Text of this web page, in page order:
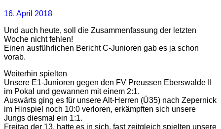
16. April 2018
Und auch heute, soll die Zusammenfassung der letzten
Woche nicht fehlen!
Einen ausführlichen Bericht C-Junioren gab es ja schon
vorab.
Weiterhin spielten
Unsere E1-Junioren gegen den FV Preussen Eberswalde II
im Pokal und gewannen mit einem 2:1.
Auswärts ging es für unsere Alt-Herren (Ü35) nach Zepernick
im Hinspiel noch 10:0 verloren, erkämpften sich unsere
Jungs diesmal ein 1:1.
Freitag der 13. hatte es in sich, fast zeitgleich spielten unsere